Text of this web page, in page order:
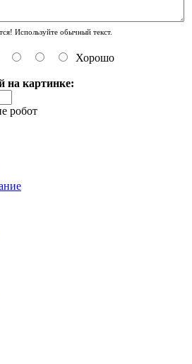
Используйте обычный текст.
Хорошо
на картинке: